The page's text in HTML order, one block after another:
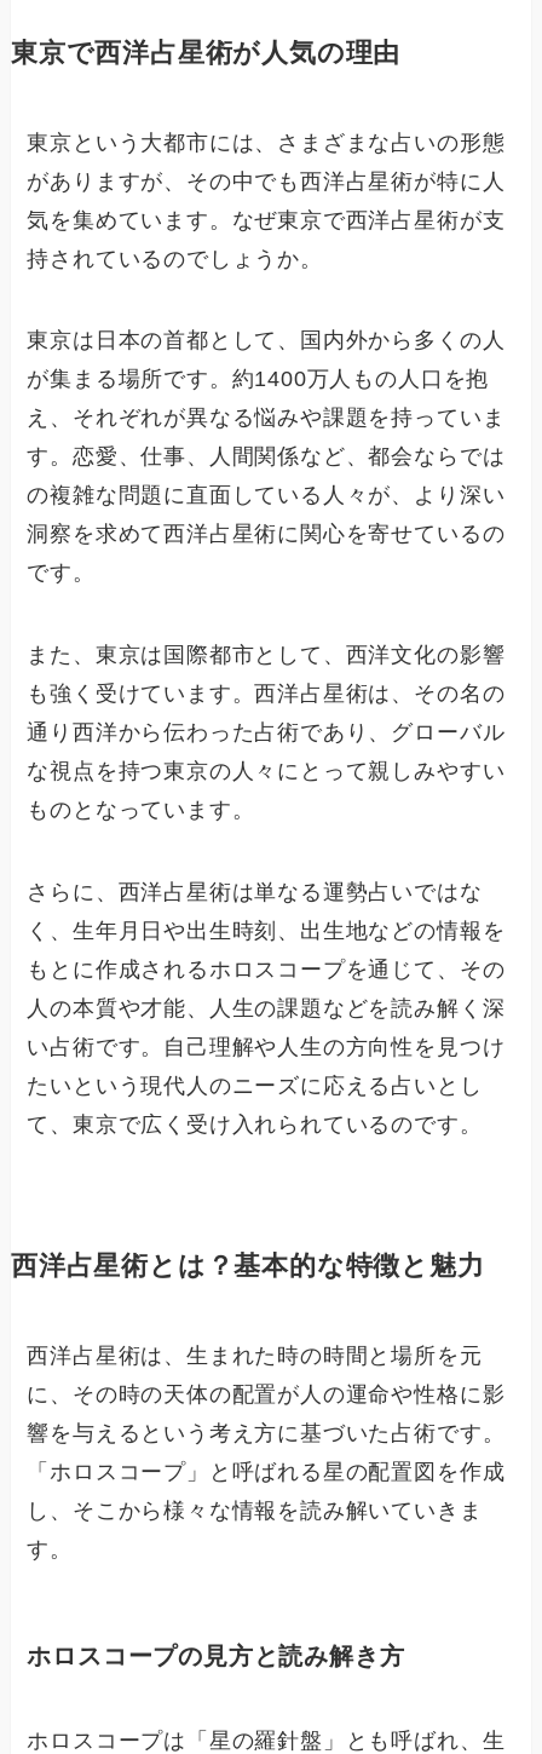
東京で西洋占星術が人気の理由
東京という大都市には、さまざまな占いの形態
がありますが、その中でも西洋占星術が特に人
気を集めています。なぜ東京で西洋占星術が支
持されているのでしょうか。
東京は日本の首都として、国内外から多くの人
が集まる場所です。約1400万人もの人口を抱
え、それぞれが異なる悩みや課題を持っていま
す。恋愛、仕事、人間関係など、都会ならでは
の複雑な問題に直面している人々が、より深い
洞察を求めて西洋占星術に関心を寄せているの
です。
また、東京は国際都市として、西洋文化の影響
も強く受けています。西洋占星術は、その名の
通り西洋から伝わった占術であり、グローバル
な視点を持つ東京の人々にとって親しみやすい
ものとなっています。
さらに、西洋占星術は単なる運勢占いではな
く、生年月日や出生時刻、出生地などの情報を
もとに作成されるホロスコープを通じて、その
人の本質や才能、人生の課題などを読み解く深
い占術です。自己理解や人生の方向性を見つけ
たいという現代人のニーズに応える占いとし
て、東京で広く受け入れられているのです。
西洋占星術とは？基本的な特徴と魅力
西洋占星術は、生まれた時の時間と場所を元
に、その時の天体の配置が人の運命や性格に影
響を与えるという考え方に基づいた占術です。
「ホロスコープ」と呼ばれる星の配置図を作成
し、そこから様々な情報を読み解いていきま
す。
ホロスコープの見方と読み解き方
ホロスコープは「星の羅針盤」とも呼ばれ、生